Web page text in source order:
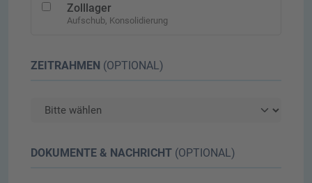
Zolllager
Aufschub, Konsolidierung
ZEITRAHMEN (OPTIONAL)
DOKUMENTE & NACHRICHT (OPTIONAL)